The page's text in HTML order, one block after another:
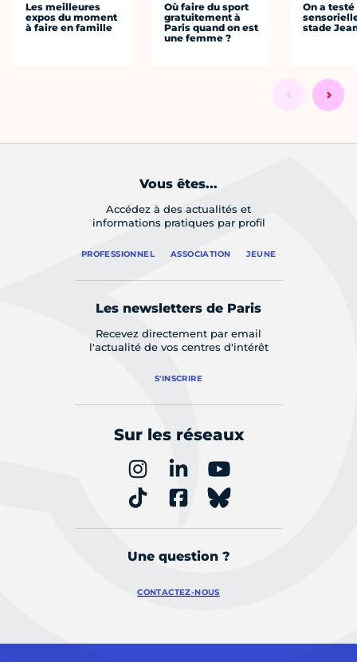
Les meilleures
expos du moment
à faire en famille
Où faire du sport
gratuitement à
Paris quand on est
une femme ?
On a
stade
Vous êtes...
Accédez à des actualités et
informations pratiques par profil
PROFESSIONNEL ASSOCIATION JEUNE
Les newsletters de Paris
Recevez directement par email
l'actualité de vos centres d'intérêt
S'INSCRIRE
Sur les réseaux
Une question ?
CONTACTEZ-NOUS